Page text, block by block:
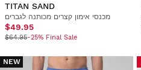
TITAN SAND
מכנסי אימון קצרים מכותנה לגברים
$49.95
$64.95-25% Final Sale
NEW